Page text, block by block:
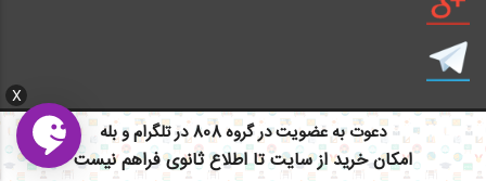
X
دعوت به عضویت در گروه 808 در تلگرام و بله
امکان خرید از سایت تا اطلاع ثانوی فراهم نیست
ایمیل: info civil808.com | ایمیل: saze808 gmail.com